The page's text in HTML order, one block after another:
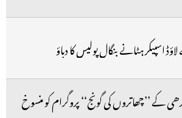
اسپیکر ہٹانے بنگال پولیس کا دباؤ
کے ’’چھاتروں کی گونج‘‘ پروگرام کو منسوخ